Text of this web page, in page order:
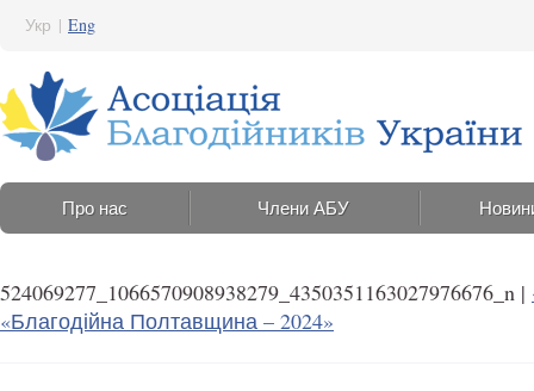
Укр | Eng
Про нас Члени АБУ
524069277_1066570908938279_4350351163027976676_n |
«Благодійна Полтавщина – 2024»